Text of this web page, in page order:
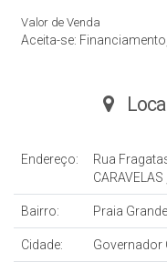
Valor de Venda
Aceita-se: Financiamento,
Endereço: Rua
CARAVELAS
Bairro: Praia Grande
Cidade: Governador